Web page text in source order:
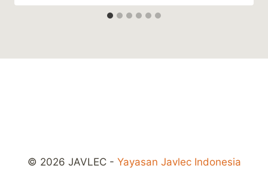
© 2026 JAVLEC - Yayasan Javlec Indonesia